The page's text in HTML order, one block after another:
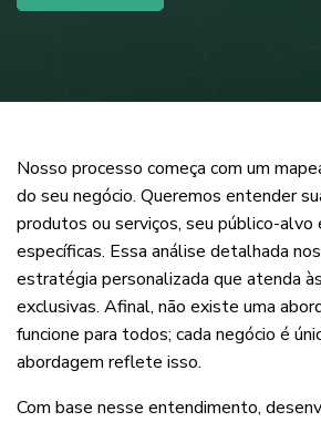
Nosso processo começa com um
do seu negócio. Queremos entender
produtos ou serviços, seu público-alvo
específicas. Essa análise detalhada
estratégia personalizada que atenda
exclusivas. Afinal, não existe uma
funcione para todos; cada negócio é
abordagem reflete isso.
Com base nesse entendimento,